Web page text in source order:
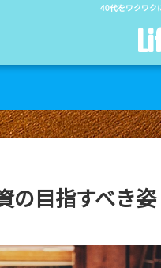
40代をワクワク
の目指すべき姿